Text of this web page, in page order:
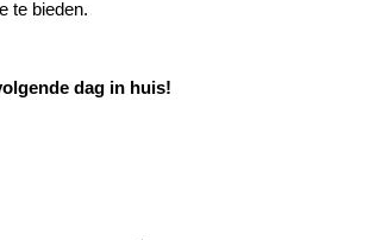
te bieden.
dag in huis!